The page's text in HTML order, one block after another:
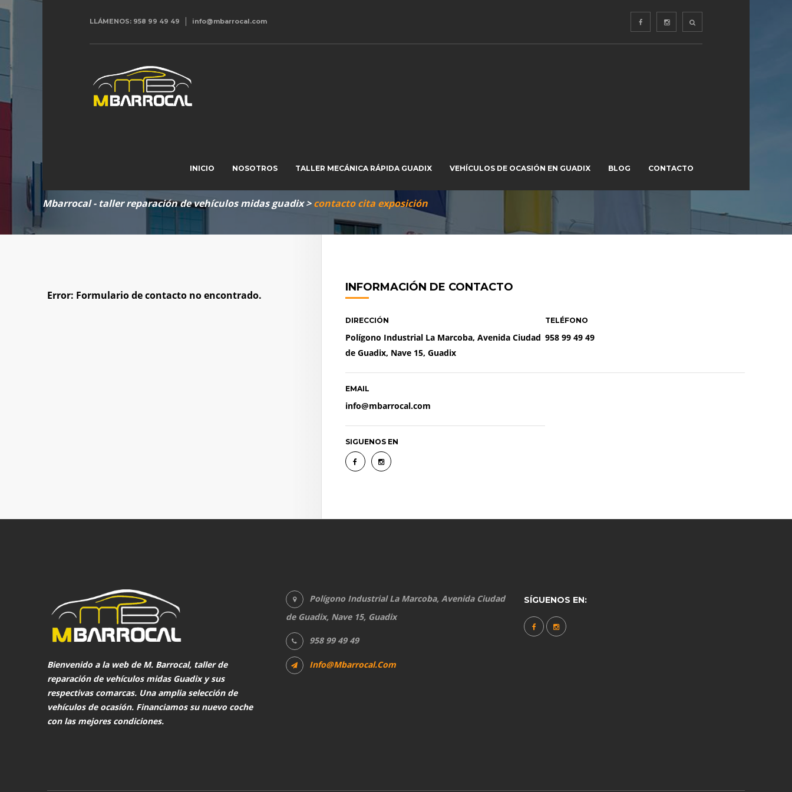
LLÁMENOS: 958 99 49 49 info@mbarrocal.com
INICIO NOSOTROS TALLER MECÁNICA RÁPIDA GUADIX VEHÍCULOS DE OCASIÓN EN GUADIX BLOG CONTACTO
Contacto cita exposición
mbarrocal - taller reparación de vehículos midas guadix>contacto cita exposición
Error: Formulario de contacto no encontrado.
INFORMACIÓN DE CONTACTO
DIRECCIÓN
Polígono Industrial La Marcoba, Avenida Ciudad
de Guadix, Nave 15, Guadix
TELÉFONO
958 99 49 49
EMAIL
info@mbarrocal.com
SIGUENOS EN
Bienvenido a la web de M. Barrocal, taller de
reparación de vehículos midas Guadix y sus
respectivas comarcas. Una amplia selección de
vehículos de ocasión. Financiamos su nuevo coche
con las mejores condiciones.
Polígono Industrial La Marcoba, Avenida Ciudad
de Guadix, Nave 15, Guadix
958 99 49 49
Info@mbarrocal.com
SÍGUENOS EN: